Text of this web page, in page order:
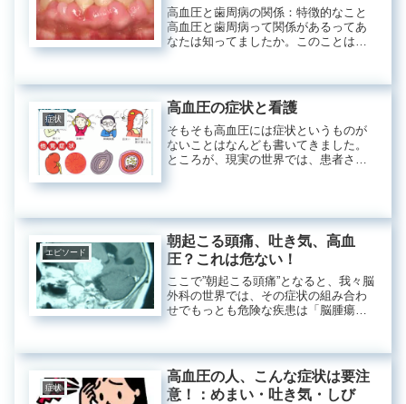
高血圧と歯周病の関係：特徴的なこと
高血圧と歯周病って関係があるってあ
なたは知ってましたか。このことは、
特徴があります。 降圧剤の中でもほと
んどのカルシウム拮抗薬（アダラー
ト...
症状
高血圧の症状と看護
そもそも高血圧には症状というものが
ないことはなんども書いてきました。
ところが、現実の世界では、患者さん
てめまいがして、血圧が200mmHgを
超...
エピソード
朝起こる頭痛、吐き気、高血
圧？これは危ない！
ここで”朝起こる頭痛”となると、我々脳
外科の世界では、その症状の組み合わ
せでもっとも危険な疾患は「脳腫瘍」
の疾患のこともきちんと、お話しして
おく必要があると思います。高...
症状
高血圧の人、こんな症状は要注
意！：めまい・吐き気・しび